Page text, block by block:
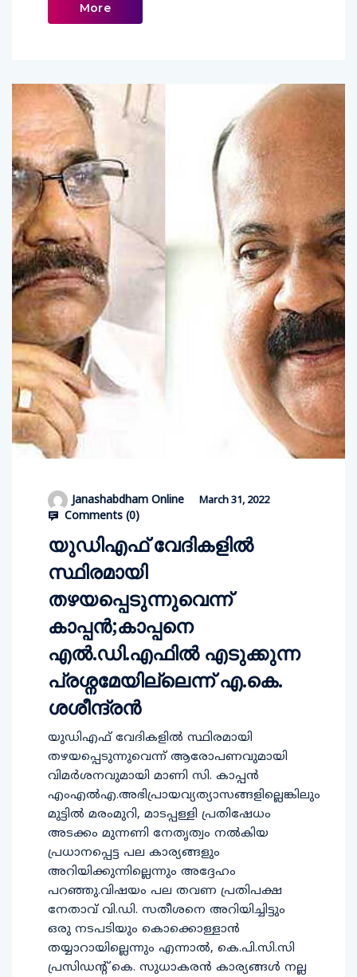
More
Janashabdham Online March 31, 2022
Comments (0)
യുഡിഎഫ് വേദികളില്‍
സ്ഥിരമായി
തഴയപ്പെടുന്നുവെന്ന്
കാപ്പന്‍;കാപ്പനെ
എൽ.ഡി.എഫിൽ എടുക്കുന്ന
പ്രശ്നമേയില്ലെന്ന് എ.കെ.
ശശീന്ദ്രൻ
യുഡിഎഫ് വേദികളില്‍ സ്ഥിരമായി
തഴയപ്പെടുന്നുവെന്ന് ആരോപണവുമായി
വിമര്‍ശനവുമായി മാണി സി. കാപ്പന്‍
എംഎല്‍എ.അഭിപ്രായവ്യത്യാസങ്ങളില്ലെങ്കിലും
മുട്ടില്‍ മരംമുറി, മാടപ്പള്ളി പ്രതിഷേധം
അടക്കം മുന്നണി നേതൃത്വം നല്‍കിയ
പ്രധാനപ്പെട്ട പല കാര്യങ്ങളും
അറിയിക്കുന്നില്ലെന്നും അദ്ദേഹം
പറഞ്ഞു.വിഷയം പല തവണ പ്രതിപക്ഷ
നേതാവ് വി.ഡി. സതീശനെ അറിയിച്ചിട്ടും
ഒരു നടപടിയും കൊക്കൊള്ളാൻ
തയ്യാറായില്ലെന്നും എന്നാൽ, കെ.പി.സി.സി
പ്രസിഡന്റ് കെ. സുധാകരൻ കാര്യങ്ങൾ നല്ല